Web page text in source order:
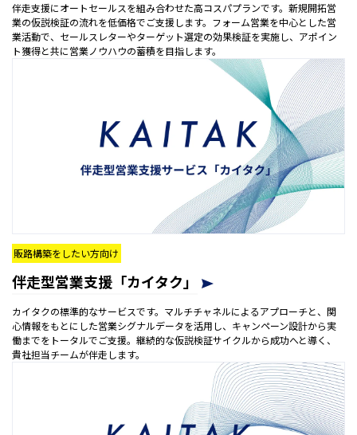
伴走支援にオートセールスを組み合わせた高コスパプランです。新規開拓営
業の仮説検証の流れを低価格でご支援します。フォーム営業を中心とした営
業活動で、セールスレターやターゲット選定の効果検証を実施し、アポイン
ト獲得と共に営業ノウハウの蓄積を目指します。
販路構築をしたい方向け
伴走型営業支援「カイタク」
カイタクの標準的なサービスです。マルチチャネルによるアプローチと、関
心情報をもとにした営業シグナルデータを活用し、キャンペーン設計から実
働までをトータルでご支援。継続的な仮説検証サイクルから成功へと導く、
貴社担当チームが伴走します。